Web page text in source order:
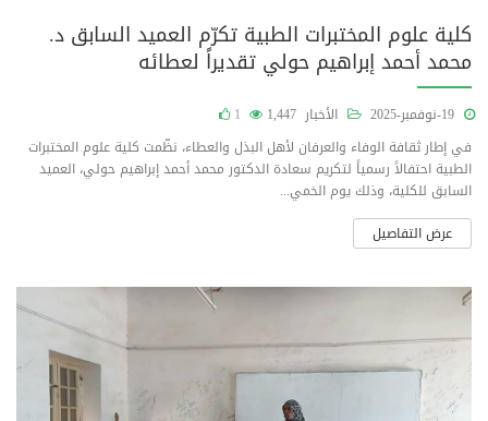
كلية علوم المختبرات الطبية تكرّم العميد السابق د.
محمد أحمد إبراهيم حولي تقديراً لعطائه
الأخبار 1,447
1
في إطار ثقافة الوفاء والعرفان لأهل البذل والعطاء، نظّمت كلية علوم المختبرات
الطبية احتفالاً رسمياً لتكريم سعادة الدكتور محمد أحمد إبراهيم حولي، العميد
السابق للكلية، وذلك يوم الخمي...
عرض التفاصيل